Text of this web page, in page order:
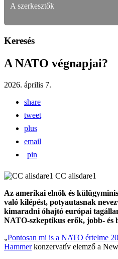
A szerkesztők
Keresés
A NATO végnapjai?
2026. április 7.
share
tweet
plus
email
pin
CC alisdare1
Az amerikai elnök és
való kilépést, potyautasnak
kimaradni óhajtó európai
NATO-szkeptikus erők, jobb- és
„Pontosan mi is a NATO értelme
Hammerkonzervatív elemző a